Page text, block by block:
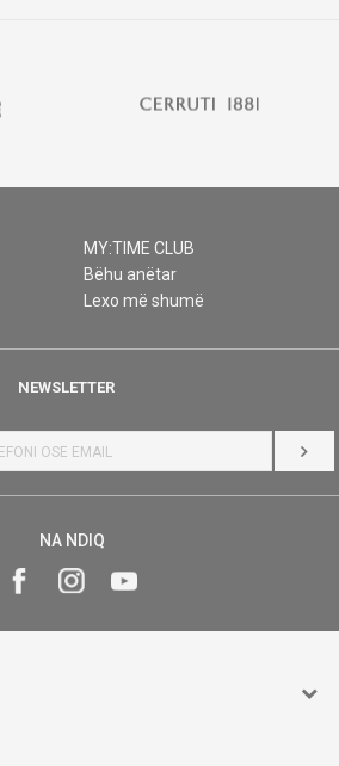
MY:TIME CLUB
Bëhu anëtar
Lexo më shumë
NEWSLETTER
HYR
NA NDIQ